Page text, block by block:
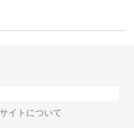
イトについて